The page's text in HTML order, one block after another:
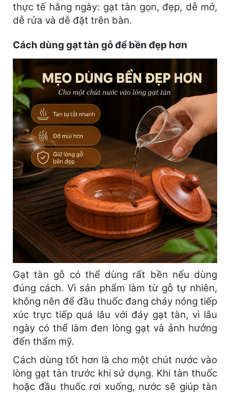
thực tế hằng ngày: gạt tàn gọn, đẹp, dễ mở,
dễ rửa và dễ đặt trên bàn.
Cách dùng gạt tàn gỗ để bền đẹp hơn
Gạt tàn gỗ có thể dùng rất bền nếu dùng
đúng cách. Vì sản phẩm làm từ gỗ tự nhiên,
không nên để đầu thuốc đang cháy nóng tiếp
xúc trực tiếp quá lâu với đáy gạt tàn, vì lâu
ngày có thể làm đen lòng gạt và ảnh hưởng
đến thẩm mỹ.
Cách dùng tốt hơn là cho một chút nước vào
lòng gạt tàn trước khi sử dụng. Khi tàn thuốc
hoặc đầu thuốc rơi xuống, nước sẽ giúp tàn